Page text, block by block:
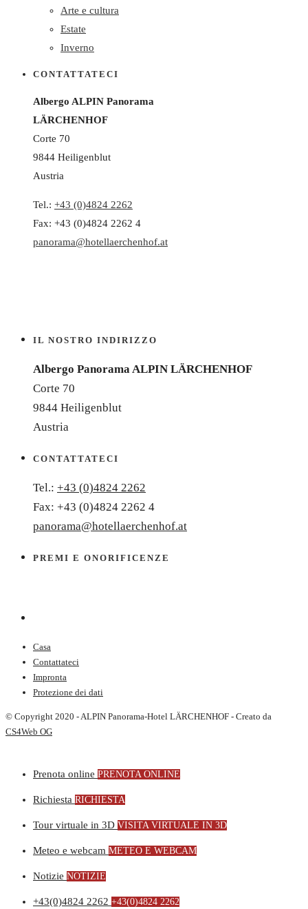
Arte e cultura
Estate
Inverno
CONTATTATECI
Albergo ALPIN Panorama
LÄRCHENHOF
Corte 70
9844 Heiligenblut
Austria
Tel.: +43 (0)4824 2262
Fax: +43 (0)4824 2262 4
panorama@hotellaerchenhof.at
IL NOSTRO INDIRIZZO
Albergo Panorama ALPIN LÄRCHENHOF
Corte 70
9844 Heiligenblut
Austria
CONTATTATECI
Tel.: +43 (0)4824 2262
Fax: +43 (0)4824 2262 4
panorama@hotellaerchenhof.at
PREMI E ONORIFICENZE
Casa
Contattateci
Impronta
Protezione dei dati
© Copyright 2020 - ALPIN Panorama-Hotel LÄRCHENHOF - Creato da
CS4Web OG
Prenota online PRENOTA ONLINE
Richiesta RICHIESTA
Tour virtuale in 3D VISITA VIRTUALE IN 3D
Meteo e webcam METEO E WEBCAM
Notizie NOTIZIE
+43(0)4824 2262 +43(0)4824 2262